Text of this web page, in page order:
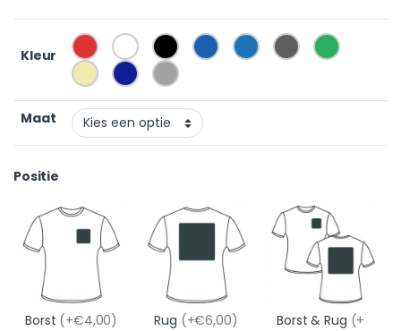
Kleur
Maat
Positie
Borst (+€4,00) Rug (+€6,00) Borst & Rug (+